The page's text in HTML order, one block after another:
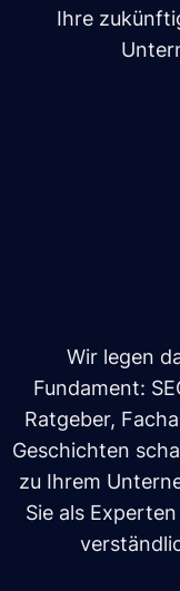
Ihre
Wir legen
Fundament:
Ratgeber,
Geschichten
zu Ihrem
Sie als